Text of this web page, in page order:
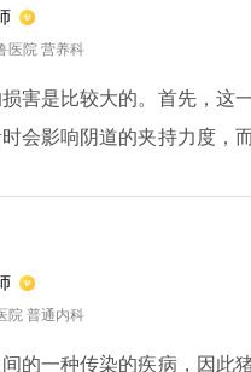
医院 营养科
害是比较大的。首先，这
会影响阴道的夹持力度，
膨出，形成张力性尿失禁。
院 普通内科
的一种传染的疾病，因此